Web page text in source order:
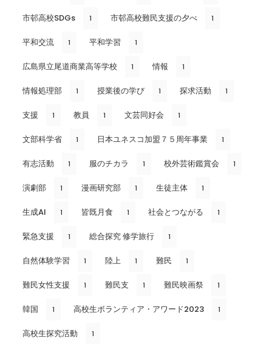
市邨高校SDGs 1 市邨高校難民支援の夕べ 1
平和交流 1 平和学習 1
広島県立尾道商業高等学校 1 情報 1
情報処理部 1 授業後の学び 1 探求活動 1
支援 1 教員 1 文芸同好会 1
文部科学省 1 日本ユネスコ加盟７５周年事業 1
有志活動 1 服のチカラ 1 校外芸術鑑賞会 1
演劇部 1 漫画研究部 1 生徒主体 1
生成AI 1 皆既月食 1 社会とつながる 1
緊急支援 1 総合探究 修学旅行 1
自然体験学習 1 陸上 1 難民 1
難民女性支援 1 難民支 1 難民映画祭 1
韓国 1 高校生ボランティア・アワード2023 1
高校生探究活動 1